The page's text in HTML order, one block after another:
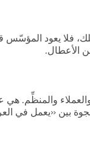
يعود المؤسّس
الأعطال.
والمنظِّم. هي
بين «يعمل